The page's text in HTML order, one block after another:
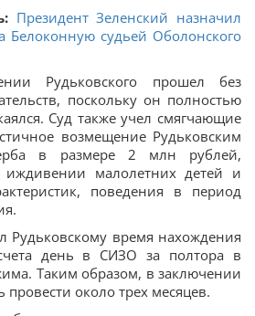
Президент Зеленский назначил
Белоконную судьей Оболонского
Рудьковского прошел без
поскольку он полностью
Суд также учел смягчающие
возмещение Рудьковским
в размере 2 млн рублей,
малолетних детей и
поведения в период
Рудьковскому время нахождения
день в СИЗО за полтора в
Таким образом, в заключении
провести около трех месяцев.